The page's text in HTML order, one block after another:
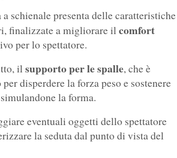
a schienale presenta delle caratteristiche
finalizzate a migliorare il comfort
per lo spettatore.
il supporto per le spalle, che è
disperdere la forza peso e sostenere
la forma.
eventuali oggetti dello spettatore
la seduta dal punto di vista del